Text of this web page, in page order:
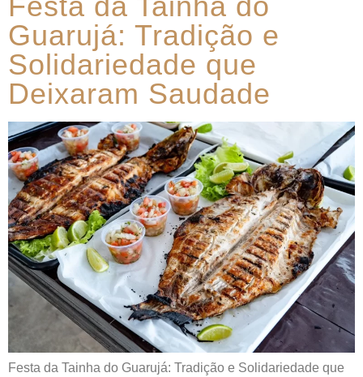
Guarujá: Tradição e
Solidariedade que
Deixaram Saudade
Festa da Tainha do Guarujá: Tradição e Solidariedade que